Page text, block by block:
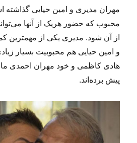
مهران مدیری و امین حیایی گذاشته
محبوب که حضور هریک از آنها
از آن شود. مدیری یکی از مهمترین
و امین حیایی هم محبوبیت بسیار زیادی
هادی کاظمی و خود مهران احمدی
پیش برده‌اند.